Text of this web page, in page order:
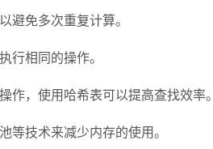
避免多次重复计算。
行相同的操作。
作，使用哈希表可以提高查找效率。
等技术来减少内存的使用。